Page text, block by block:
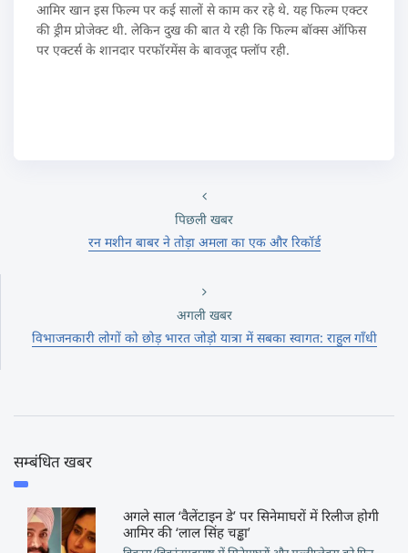
आमिर खान इस फिल्म पर कई सालों से काम कर रहे थे. यह फिल्म एक्टर
की ड्रीम प्रोजेक्ट थी. लेकिन दुख की बात ये रही कि फिल्म बॉक्स ऑफिस
पर एक्टर्स के शानदार परफॉरमेंस के बावजूद फ्लॉप रही.
पिछली खबर
रन मशीन बाबर ने तोड़ा अमला का एक और रिकॉर्ड
अगली खबर
विभाजनकारी लोगों को छोड़ भारत जोड़ो यात्रा में सबका स्वागत: राहुल गाँधी
सम्बंधित खबर
अगले साल ‘वैलेंटाइन डे’ पर सिनेमाघरों में रिलीज होगी
आमिर की ‘लाल सिंह चड्ढा’